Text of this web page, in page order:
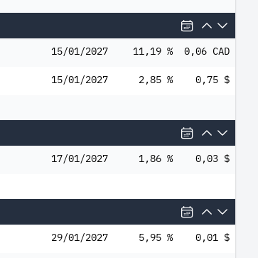
15/01/2027 11,19 % 0,06 CAD
15/01/2027 2,85 % 0,75 $
17/01/2027 1,86 % 0,03 $
29/01/2027 5,95 % 0,01 $